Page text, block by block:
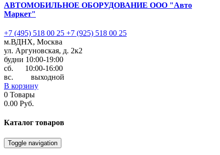
АВТОМОБИЛЬНОЕ ОБОРУДОВАНИЕ ООО "Авто
Маркет"
+7 (495) 518 00 25 +7 (925) 518 00 25
м.ВДНХ, Москва
ул. Аргуновская, д. 2к2
будни 10:00-19:00
cб. 10:00-16:00
вс. выходной
В корзину
0 Товары
0.00 Руб.
Каталог товаров
Toggle navigation